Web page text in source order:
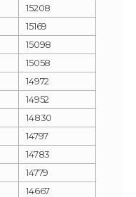
15208
15169
15098
15058
14972
14952
14830
14797
14783
14779
14667